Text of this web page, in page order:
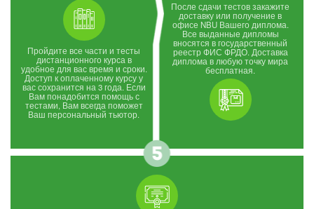
Пройдите все части и тесты
дистанционного курса в
удобное для вас время и сроки.
Доступ к оплаченному курсу у
вас сохранится на 3 года. Если
Вам понадобится помощь с
тестами, Вам всегда поможет
Ваш персональный тьютор.
После сдачи тестов закажите
доставку или получение в
офисе NBU Вашего диплома.
Все выданные дипломы
вносятся в государственный
реестр ФИС ФРДО. Доставка
диплома в любую точку мира
бесплатная.